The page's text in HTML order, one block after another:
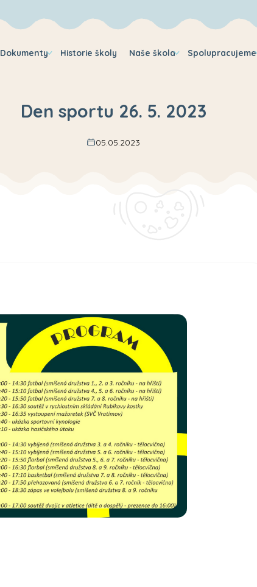
Dokumenty Historie školy Naše škola Spolupracujeme
Den sportu 26. 5. 2023
05.05.2023